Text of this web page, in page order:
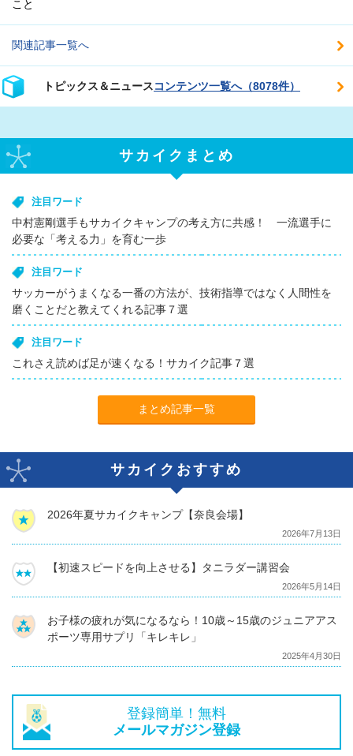
こと
関連記事一覧へ
トピックス＆ニュースコンテンツ一覧へ（8078件）
サカイクまとめ
注目ワード
中村憲剛選手もサカイクキャンプの考え方に共感！ 一流選手に
必要な「考える力」を育む一歩
注目ワード
サッカーがうまくなる一番の方法が、技術指導ではなく人間性を
磨くことだと教えてくれる記事７選
注目ワード
これさえ読めば足が速くなる！サカイク記事７選
まとめ記事一覧
サカイクおすすめ
2026年夏サカイクキャンプ【奈良会場】
2026年7月13日
【初速スピードを向上させる】タニラダー講習会
2026年5月14日
お子様の疲れが気になるなら！10歳～15歳のジュニアアス
ポーツ専用サプリ「キレキレ」
2025年4月30日
登録簡単！無料
メールマガジン登録